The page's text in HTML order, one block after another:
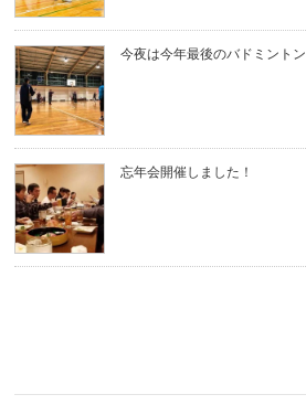
今夜は今年最後のバドミントン
忘年会開催しました！